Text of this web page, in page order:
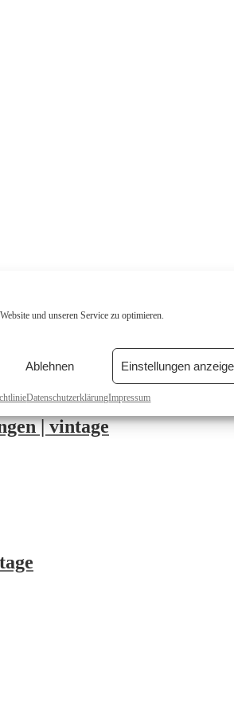
und unseren Service zu optimieren.
Ablehnen Einstellungen
DatenschutzerklärungImpressum
| vintage